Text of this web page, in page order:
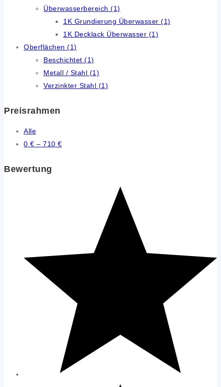
Überwasserbereich (1)
1K Grundierung Überwasser (1)
1K Decklack Überwasser (1)
Oberflächen (1)
Beschichtet (1)
Metall / Stahl (1)
Verzinkter Stahl (1)
Preisrahmen
Alle
0 € – 710 €
Bewertung